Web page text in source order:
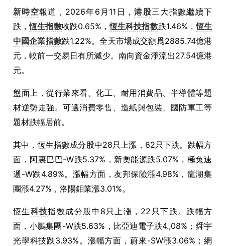
新時空報道，2026年6月11日，港股三大指數繼續下
跌，恆生指數收跌0.65%，恆生科技指數跌1.46%，恆生
中國企業指數跌1.22%。全天市場成交額爲2885.74億港
元，較前一交易日有所減少。南向資金淨流出27.54億港
元。
盤面上，從行業來看。化工、耐用消費品、半導體等題
材逆勢走強。可選消費零售、造紙與包裝、國防軍工等
題材跌幅居前。
其中，恆生指數成分股中28只上漲，62只下跌。跌幅方
面，阿裏巴巴-W跌5.37%，新奧能源跌5.07%，極兔速
遞-W跌4.89%。漲幅方面，友邦保險漲4.98%，龍湖集
團漲4.27%，洛陽鉬業漲3.01%。
恆生科技指數成分股中8只上漲，22只下跌。跌幅方
面，小鵬集團-W跌5.63%，比亞迪電子跌4.,08%；舜宇
光學科技跌3.93%。漲幅方面，蔚來-SW漲3.06%；網